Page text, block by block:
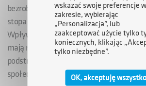
bezrobotnych w 2017 roku ubyło niemal
stopa bezrobocia w powiecie
Wpływ na powstawanie nowych miejsc
mają również działania ARP. Z
podstrefie korzystają zarówno
społeczność lokalna.
wskazać swoje preferencje
zakresie, wybierając
„Personalizacja”, lub
zaakceptować użycie tylko
koniecznych, klikając
tylko niezbędne”.
OK, akceptuję wszystko